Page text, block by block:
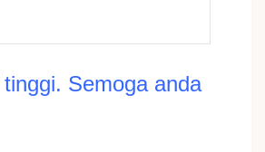
Semoga anda